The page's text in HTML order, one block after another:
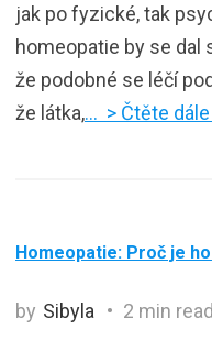
jak po fyzické, tak
homeopatie by se dal
že podobné se léčí
že látka,… > Čtěte
Homeopatie: Proč je
by Sibyla 2 min read